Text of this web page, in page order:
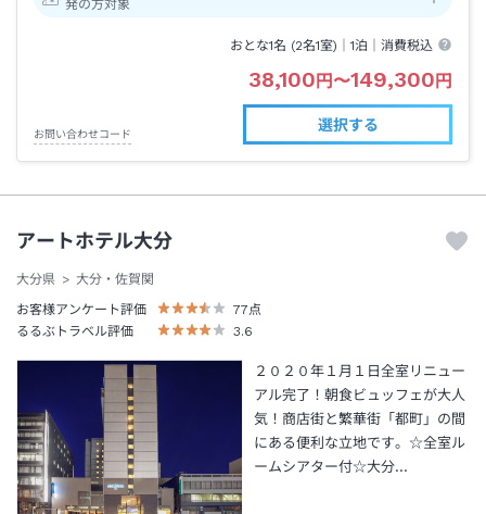
発の方対象
おとな1名 (2名1室)｜1泊 ｜消費税込
38,100 円 〜149,300 円
お問い合わせコード
選択する
アートホテル大分
大分県
大分・佐賀関
お客様アンケート評価
77点
るるぶトラベル評価
3.6
２０２０年１月１日全室リニュー
アル完了！朝食ビュッフェが大人
気！商店街と繁華街「都町」の間
にある便利な立地です。☆全室ル
ームシアター付☆大分…